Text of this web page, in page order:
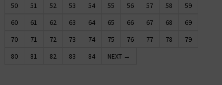
50
51 52 53 54 55 56 57 58
59
60
61 62 63 64 65 66 67 68
69
70
71 72 73 74 75 76 77 78
79
80
81 82 83 84 NEXT →